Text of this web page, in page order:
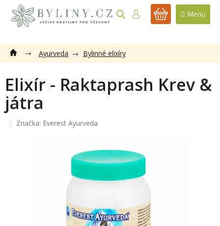
obsah
NÁKUPNÍ
Ayurveda Bylinné elixíry
Elixír - Raktaprash Krev &
játra
Značka: Everest Ayurveda